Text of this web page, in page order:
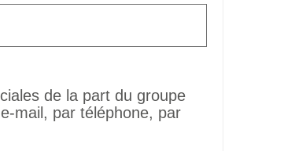
de la part du groupe
mail, par téléphone, par